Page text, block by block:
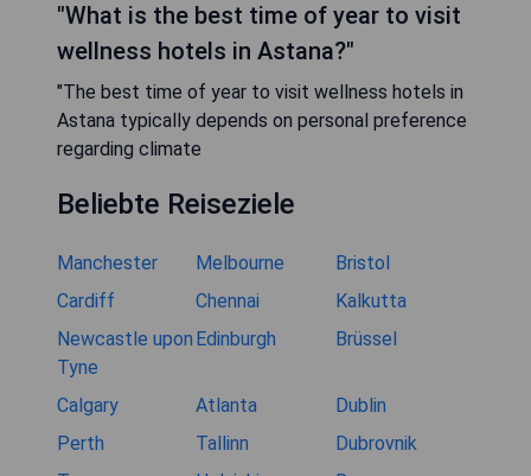
"What is the best time of year to visit
wellness hotels in Astana?"
"The best time of year to visit wellness hotels in
Astana typically depends on personal preference
regarding climate
Beliebte Reiseziele
Manchester Melbourne
Bristol
Cardiff
Chennai
Kalkutta
Newcastle upon
Tyne
Edinburgh Brüssel
Calgary Atlanta
Dublin
Perth
Tallinn
Dubrovnik